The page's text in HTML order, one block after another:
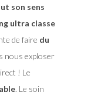
son sens
ultra classe
de faire du
nous exploser
! Le
. Le soin